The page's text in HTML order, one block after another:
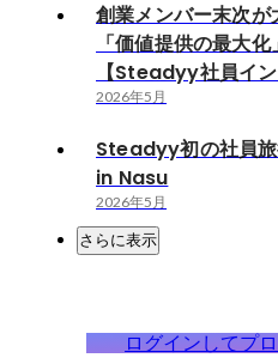
創業メンバー末次が
「価値提供の最大
【Steadyy社員イン
2026年5月
Steadyy初の社員
in Nasu
2026年5月
さらに表示
ログインしてプ